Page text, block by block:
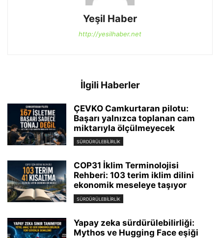
Yeşil Haber
http://yesilhaber.net
İlgili Haberler
ÇEVKO Camkurtaran pilotu:
Başarı yalnızca toplanan cam
miktarıyla ölçülmeyecek
SÜRDÜRÜLEBILIRLIK
COP31 İklim Terminolojisi
Rehberi: 103 terim iklim dilini
ekonomik meseleye taşıyor
SÜRDÜRÜLEBILIRLIK
Yapay zeka sürdürülebilirliği:
Mythos ve Hugging Face eşiği